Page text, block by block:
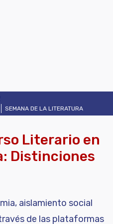
SEMANA DE LA LITERATURA
Literario en
Distinciones
aislamiento social
de las plataformas